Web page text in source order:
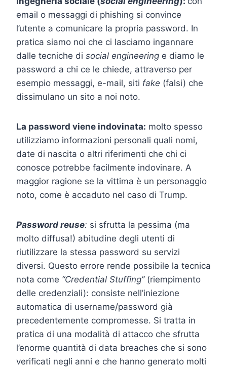
email o messaggi di phishing si convince
l’utente a comunicare la propria password. In
pratica siamo noi che ci lasciamo ingannare
dalle tecniche di social engineering e diamo le
password a chi ce le chiede, attraverso per
esempio messaggi, e-mail, siti fake (falsi) che
dissimulano un sito a noi noto.
La password viene indovinata: molto spesso
utilizziamo informazioni personali quali nomi,
date di nascita o altri riferimenti che chi ci
conosce potrebbe facilmente indovinare. A
maggior ragione se la vittima è un personaggio
noto, come è accaduto nel caso di Trump.
Password reuse: si sfrutta la pessima (ma
molto diffusa!) abitudine degli utenti di
riutilizzare la stessa password su servizi
diversi. Questo errore rende possibile la tecnica
nota come “Credential Stuffing”(riempimento
delle credenziali): consiste nell’iniezione
automatica di username/password già
precedentemente compromesse. Si tratta in
pratica di una modalità di attacco che sfrutta
l’enorme quantità di data breaches che si sono
verificati negli anni e che hanno generato molti